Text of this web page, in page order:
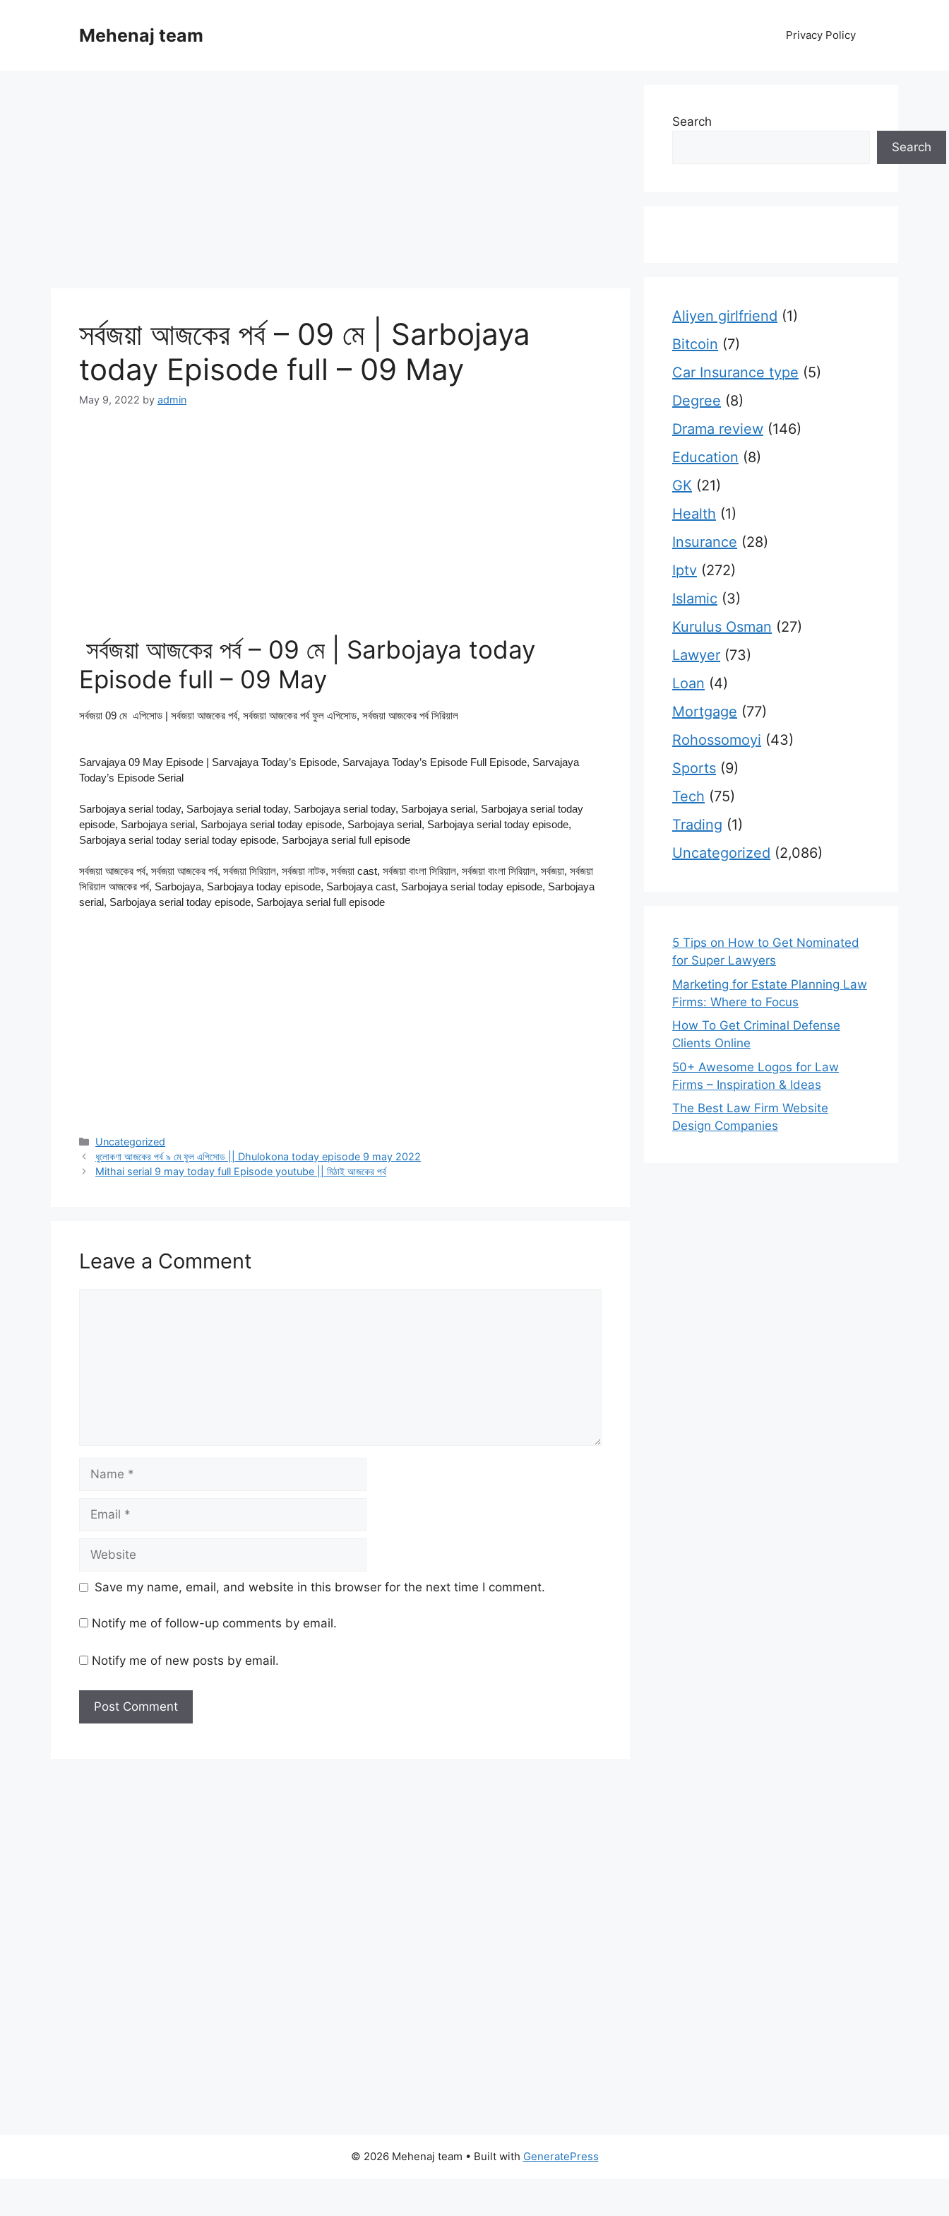
Mehenaj team Privacy Policy
সর্বজয়া আজকের পর্ব – 09 মে | Sarbojaya
today Episode full – 09 May
May 9, 2022 by admin
সর্বজয়া আজকের পর্ব – 09 মে | Sarbojaya today
Episode full – 09 May
সর্বজয়া 09 মে এপিসোড | সর্বজয়া আজকের পর্ব, সর্বজয়া আজকের পর্ব ফুল এপিসোড, সর্বজয়া আজকের পর্ব সিরিয়াল
Sarvajaya 09 May Episode | Sarvajaya Today’s Episode, Sarvajaya Today’s Episode Full Episode, Sarvajaya
Today’s Episode Serial
Sarbojaya serial today, Sarbojaya serial today, Sarbojaya serial today, Sarbojaya serial, Sarbojaya serial today
episode, Sarbojaya serial, Sarbojaya serial today episode, Sarbojaya serial, Sarbojaya serial today episode,
Sarbojaya serial today serial today episode, Sarbojaya serial full episode
সর্বজয়া আজকের পর্ব, সর্বজয়া আজকের পর্ব, সর্বজয়া সিরিয়াল, সর্বজয়া নাটক, সর্বজয়া cast, সর্বজয়া বাংলা সিরিয়াল, সর্বজয়া বাংলা সিরিয়াল, সর্বজয়া, সর্বজয়া
সিরিয়াল আজকের পর্ব, Sarbojaya, Sarbojaya today episode, Sarbojaya cast, Sarbojaya serial today episode, Sarbojaya
serial, Sarbojaya serial today episode, Sarbojaya serial full episode
Categories
Uncategorized
ধুলোকণা আজকের পর্ব ৯ মে ফুল এপিসোড || Dhulokona today episode 9 may 2022
Mithai serial 9 may today full Episode youtube || মিঠাই আজকের পর্ব
Leave a Comment
Name
Email
Website
Save my name, email, and website in this browser for the next time I comment.
Notify me of follow-up comments by email.
Notify me of new posts by email.
Search
Search
Aliyen girlfriend (1)
Bitcoin (7)
Car Insurance type (5)
Degree (8)
Drama review (146)
Education (8)
GK (21)
Health (1)
Insurance (28)
Iptv (272)
Islamic (3)
Kurulus Osman (27)
Lawyer (73)
Loan (4)
Mortgage (77)
Rohossomoyi (43)
Sports (9)
Tech (75)
Trading (1)
Uncategorized (2,086)
5 Tips on How to Get Nominated
for Super Lawyers
Marketing for Estate Planning Law
Firms: Where to Focus
How To Get Criminal Defense
Clients Online
50+ Awesome Logos for Law
Firms – Inspiration & Ideas
The Best Law Firm Website
Design Companies
© 2026 Mehenaj team • Built with GeneratePress